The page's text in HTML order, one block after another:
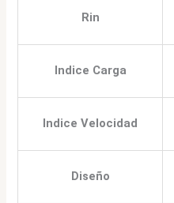
Rin
Indice Carga
Indice Velocidad
Diseño